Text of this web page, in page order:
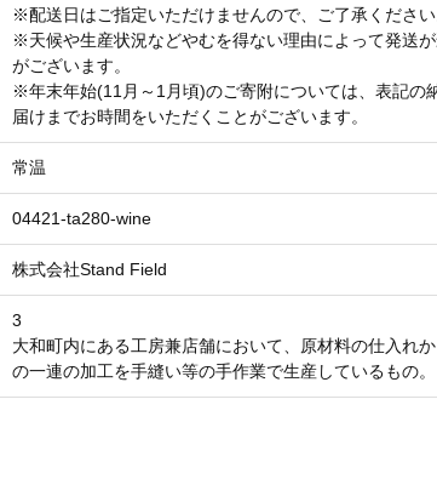
※配送日はご指定いただけませんので、ご了承ください
※天候や生産状況などやむを得ない理由によって発送
がございます。
※年末年始(11月～1月頃)のご寄附については、表記の
届けまでお時間をいただくことがございます。
常温
04421-ta280-wine
株式会社Stand Field
3
大和町内にある工房兼店舗において、原材料の仕入れ
の一連の加工を手縫い等の手作業で生産しているもの。